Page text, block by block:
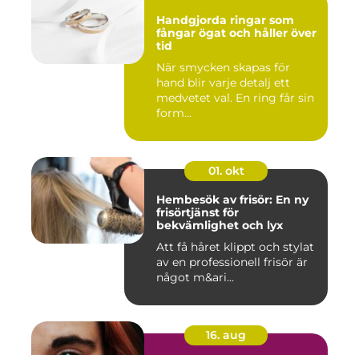
Handgjorda ringar som
fångar ögat och håller över
tid
När smycken skapas för
hand blir varje detalj ett
medvetet val. En ring får sin
form...
01. okt
Hembesök av frisör: En ny
frisörtjänst för
bekvämlighet och lyx
Att få håret klippt och stylat
av en professionell frisör är
något m&ari...
16. aug